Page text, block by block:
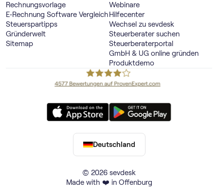
Rechnungsvorlage
E‑Rechnung Software Vergleich
Steuerspartipps
Gründerwelt
Sitemap
Webinare
Hilfecenter
Wechsel zu sevdesk
Steuerberater suchen
Steuerberaterportal
GmbH & UG online gründen
Produktdemo
© 2026 sevdesk
Made with ❤️ in Offenburg
Deutschland